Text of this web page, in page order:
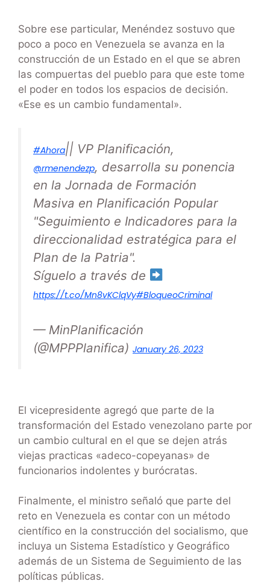
Sobre ese particular, Menéndez sostuvo que
poco a poco en Venezuela se avanza en la
construcción de un Estado en el que se abren
las compuertas del pueblo para que este tome
el poder en todos los espacios de decisión.
«Ese es un cambio fundamental».
#Ahora|| VP Planificación,
@rmenendezp, desarrolla su ponencia
en la Jornada de Formación
Masiva en Planificación Popular
"Seguimiento e Indicadores para la
direccionalidad estratégica para el
Plan de la Patria".
Síguelo a través de
https://t.co/Mn8vKClqVy#BloqueoCriminal
— MinPlanificación
(@MPPPlanifica) January 26, 2023
El vicepresidente agregó que parte de la
transformación del Estado venezolano parte por
un cambio cultural en el que se dejen atrás
viejas practicas «adeco-copeyanas» de
funcionarios indolentes y burócratas.
Finalmente, el ministro señaló que parte del
reto en Venezuela es contar con un método
científico en la construcción del socialismo, que
incluya un Sistema Estadístico y Geográfico
además de un Sistema de Seguimiento de las
políticas públicas.